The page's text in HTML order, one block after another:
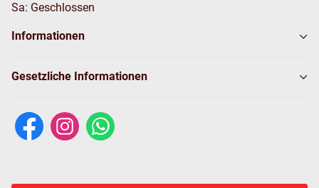
Sa: Geschlossen
Informationen
Gesetzliche Informationen